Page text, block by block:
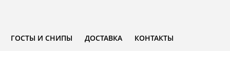
ГОСТЫ И СНИПЫ ДОСТАВКА КОНТАКТЫ